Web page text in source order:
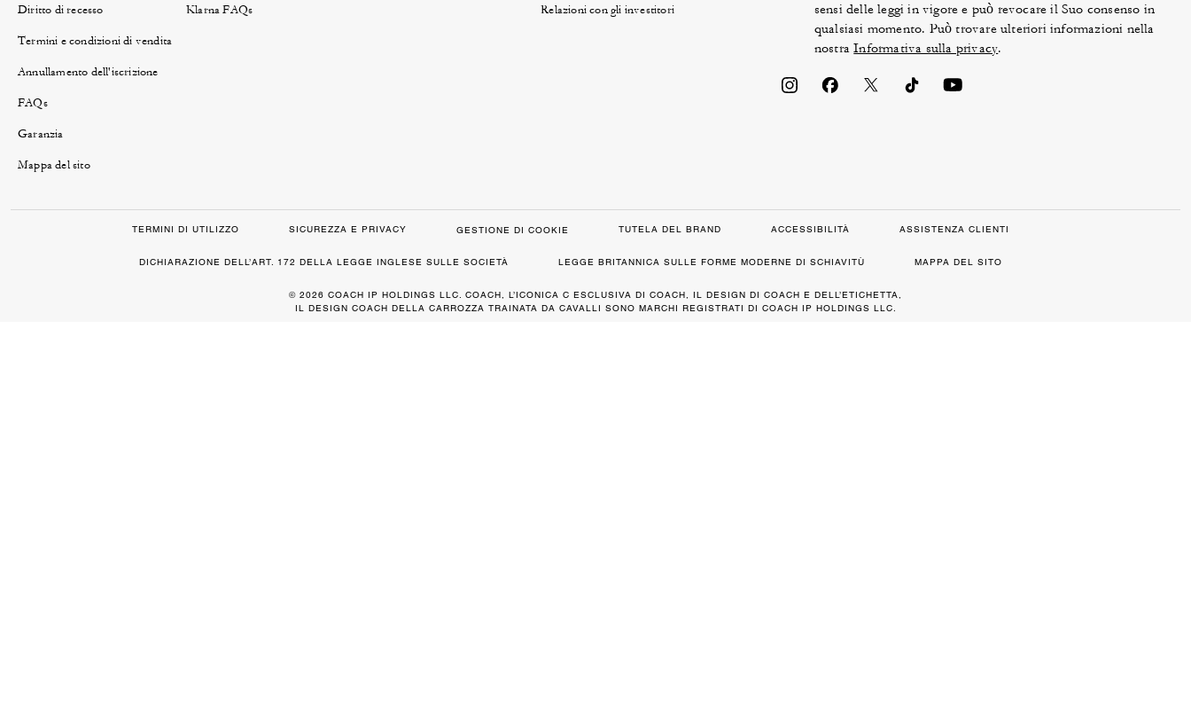
Diritto di recesso
Termini e condizioni di vendita
Annullamento dell'iscrizione
FAQs
Garanzia
Mappa del sito
Klarna FAQs Relazioni con gli investitori
sensi delle leggi in vigore e può revocare il Suo consenso in
qualsiasi momento. Può trovare ulteriori informazioni nella
nostraInformativa sulla privacy.
TERMINI DI UTILIZZO SICUREZZA E PRIVACY GESTIONE DI COOKIE TUTELA DEL BRAND ACCESSIBILITÀ ASSISTENZA CLIENTI
DICHIARAZIONE DELL’ART. 172 DELLA LEGGE INGLESE SULLE SOCIETÀ LEGGE BRITANNICA SULLE FORME MODERNE DI SCHIAVITÙ MAPPA DEL SITO
© 2026 COACH IP HOLDINGS LLC. COACH, L’ICONICA C ESCLUSIVA DI COACH, IL DESIGN DI COACH E DELL’ETICHETTA,
IL DESIGN COACH DELLA CARROZZA TRAINATA DA CAVALLI SONO MARCHI REGISTRATI DI COACH IP HOLDINGS LLC.